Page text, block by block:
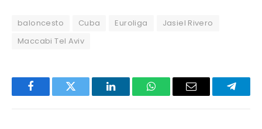
baloncesto Cuba Euroliga
Jasiel Rivero
Maccabi Tel Aviv
FacebookTwitter LinkedInWhatsAppEmail